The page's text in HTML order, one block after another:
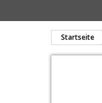
Startseite